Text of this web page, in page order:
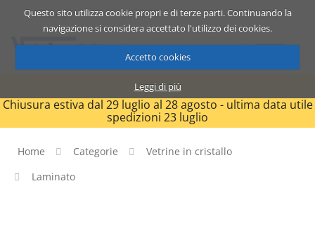
Questo sito utilizza cookie propri e di terze parti. Continuando la
navigazione si considera accettato l'utilizzo dei cookies.
Accetto cookies
Leggi di più
Catalogo Carrello ITA
Chiusura estiva dal 29 luglio al 28 agosto - ultima data utile
spedizioni 23 luglio
Home Categorie
Vetrine in cristallo
Laminato